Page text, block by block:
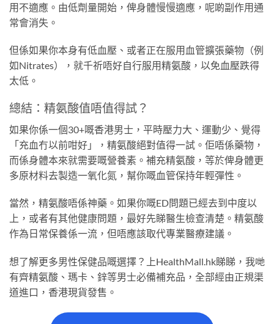
用不適應。由低劑量開始，俾身體慢慢適應，呢啲副作用通
常會消失。
但係如果你本身有低血壓、或者正在服用血管擴張藥物（例
如Nitrates），就千祈唔好自行服用精氨酸，以免血壓跌得
太低。
總結：精氨酸值唔值得試？
如果你係一個30+嘅香港男士，平時壓力大、運動少、覺得
「充血冇以前咁好」，精氨酸絕對值得一試。佢唔係藥物，
而係身體本來就需要嘅營養素。補充精氨酸，等於俾身體更
多原材料去製造一氧化氮，幫你嘅血管保持年輕彈性。
當然，精氨酸唔係神藥。如果你嘅ED問題已經去到中度以
上，或者有其他健康問題，最好先睇醫生檢查清楚。精氨酸
作為日常保養係一流，但唔應該取代專業醫療建議。
想了解更多男性保健品嘅選擇？上HealthMall.hk睇睇，我哋
有齊精氨酸、瑪卡、鋅等男士必備補充品，全部經由正規渠
道進口，香港現貨發售。